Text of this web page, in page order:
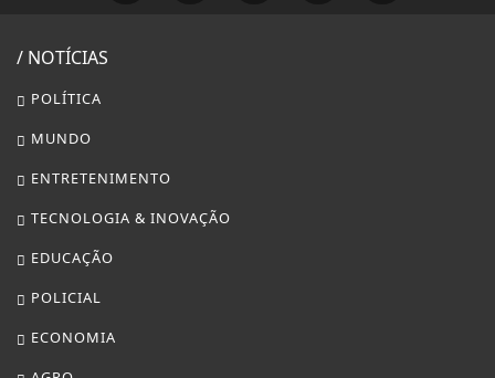
/ NOTÍCIAS
POLÍTICA
MUNDO
ENTRETENIMENTO
TECNOLOGIA & INOVAÇÃO
EDUCAÇÃO
POLICIAL
ECONOMIA